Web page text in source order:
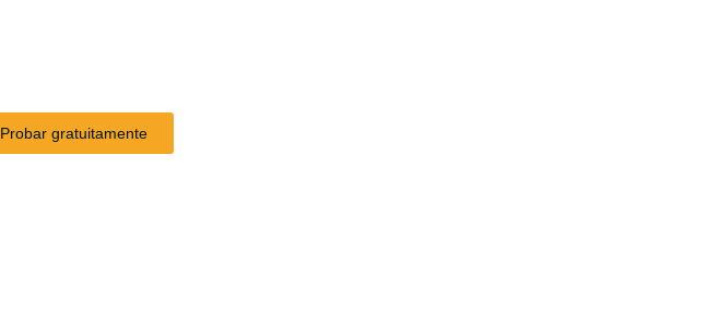
Probar gratuitamente